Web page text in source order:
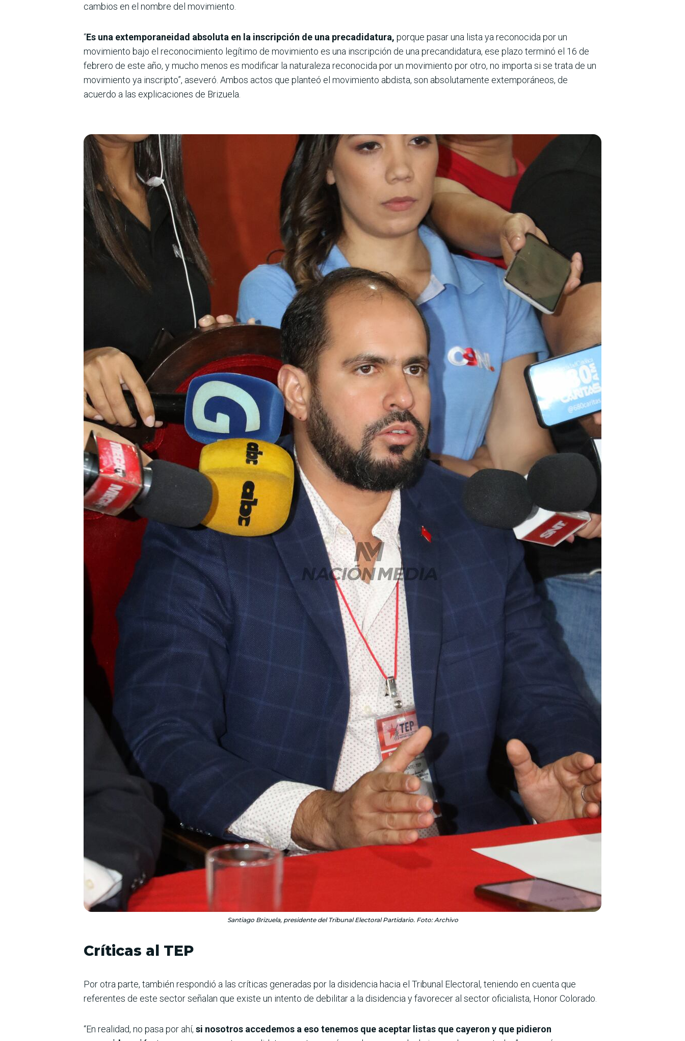
cambios en el nombre del movimiento.
“Es una extemporaneidad absoluta en la inscripción de una precadidatura, porque pasar una lista ya reconocida por un
movimiento bajo el reconocimiento legítimo de movimiento es una inscripción de una precandidatura, ese plazo terminó el 16 de
febrero de este año, y mucho menos es modificar la naturaleza reconocida por un movimiento por otro, no importa si se trata de un
movimiento ya inscripto”, aseveró. Ambos actos que planteó el movimiento abdista, son absolutamente extemporáneos, de
acuerdo a las explicaciones de Brizuela.
Santiago Brizuela, presidente del Tribunal Electoral Partidario. Foto: Archivo
Críticas al TEP
Por otra parte, también respondió a las críticas generadas por la disidencia hacia el Tribunal Electoral, teniendo en cuenta que
referentes de este sector señalan que existe un intento de debilitar a la disidencia y favorecer al sector oficialista, Honor Colorado.
“En realidad, no pasa por ahí, si nosotros accedemos a eso tenemos que aceptar listas que cayeron y que pidieron